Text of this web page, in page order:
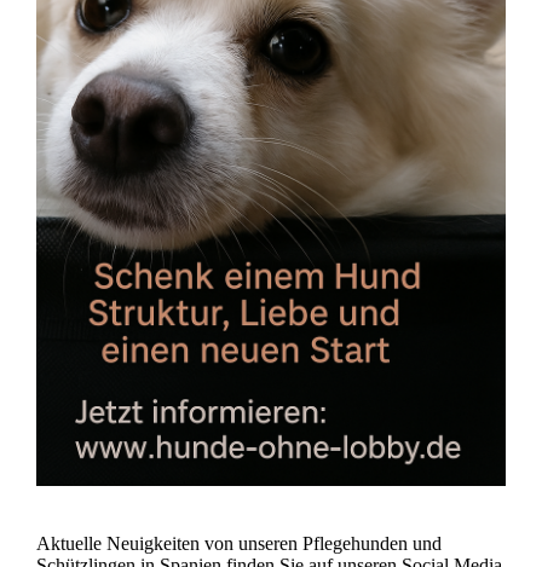
Aktuelle Neuigkeiten von unseren Pflegehunden und